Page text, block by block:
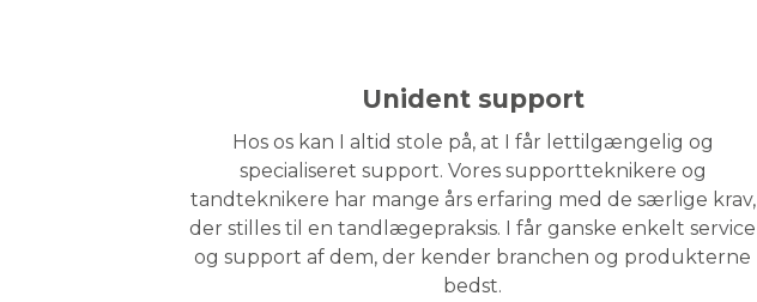
Unident support
Hos os kan I altid stole på, at I får lettilgængelig og
specialiseret support. Vores supportteknikere og
tandteknikere har mange års erfaring med de særlige krav,
der stilles til en tandlægepraksis. I får ganske enkelt service
og support af dem, der kender branchen og produkterne
bedst.